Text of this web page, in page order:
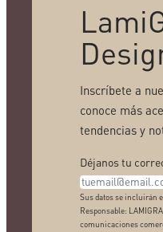
Inscríbete a
conoce más
tendencias y
Déjanos tu
Sus datos se incluirán
Responsable:
comunicaciones